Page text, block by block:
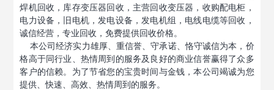
焊机回收，库存变压器回收 ，主营回收变压器，收购配电柜，
电力设备，旧电机，发电设备，发电机组，电线电缆等回收，
诚信经营，专业回收，免费提供回收价格。
本公司经济实力雄厚、重信誉、守承诺、恪守诚信为本，价
格高于同行业、热情周到的服务及良好的商业信誉赢得了众多
客户的信赖。为了节省您的宝贵时间与金钱，本公司竭诚为您
提供、快速、高效、热情周到的服务。